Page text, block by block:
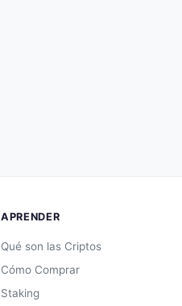
APRENDER
Qué son las Criptos
Cómo Comprar
Staking